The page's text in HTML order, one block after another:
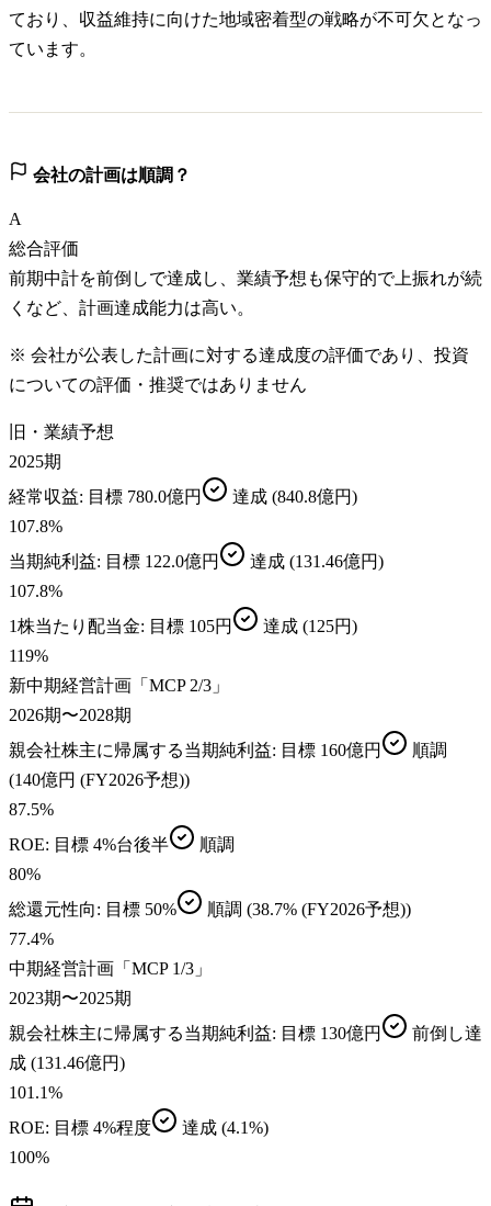
ており、収益維持に向けた地域密着型の戦略が不可欠となっ
ています。
会社の計画は順調？
A
総合評価
前期中計を前倒しで達成し、業績予想も保守的で上振れが続
くなど、計画達成能力は高い。
※ 会社が公表した計画に対する達成度の評価であり、投資
についての評価・推奨ではありません
旧・業績予想
2025期
経常収益: 目標 780.0億円 達成 (840.8億円)
107.8%
当期純利益: 目標 122.0億円 達成 (131.46億円)
107.8%
1株当たり配当金: 目標 105円 達成 (125円)
119%
新中期経営計画「MCP 2/3」
2026期〜2028期
親会社株主に帰属する当期純利益: 目標 160億円
順調
(140億円 (FY2026予想))
87.5%
ROE: 目標 4%台後半
順調
80%
総還元性向: 目標 50% 順調 (38.7% (FY2026予想))
77.4%
中期経営計画「MCP 1/3」
2023期〜2025期
親会社株主に帰属する当期純利益: 目標 130億円
前倒し達
成 (131.46億円)
101.1%
ROE: 目標 4%程度 達成 (4.1%)
100%